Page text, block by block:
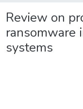
Review on
ransomware
systems